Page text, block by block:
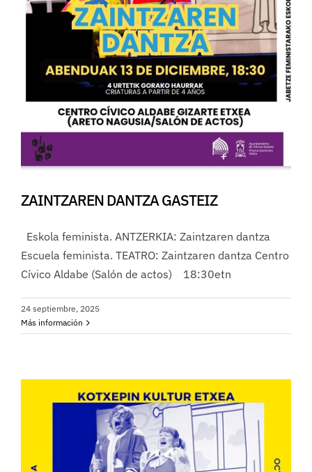
ZAINTZAREN DANTZA GASTEIZ
Eskola feminista. ANTZERKIA: Zaintzaren dantza
Escuela feminista. TEATRO: Zaintzaren dantza Centro
Cívico Aldabe (Salón de actos) 18:30etn
24 septiembre, 2025
Más información